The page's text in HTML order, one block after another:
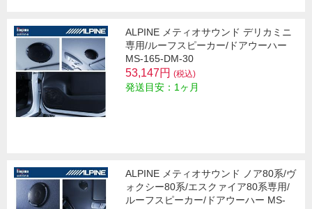
ALPINE メティオサウンド デリカミニ
専用/ルーフスピーカー/ドアウーハー
MS-165-DM-30
53,147円 (税込)
発送目安：1ヶ月
ALPINE メティオサウンド ノア80系/ヴ
ォクシー80系/エスクァイア80系専用/
ルーフスピーカー/ドアウーハー MS-